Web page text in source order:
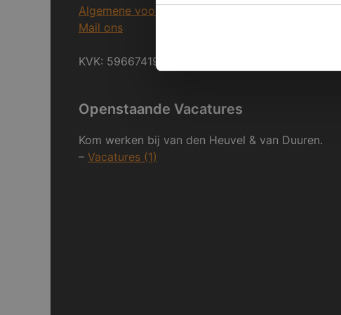
Algemene voorwaarden
Mail ons
KVK: 59667419
Openstaande Vacatures
Kom werken bij van den Heuvel & van Duuren.
– Vacatures (1)